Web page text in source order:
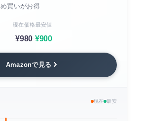
め買いがお得
現在価格
¥980
最安値
¥900
Amazonで見る
現在 最安